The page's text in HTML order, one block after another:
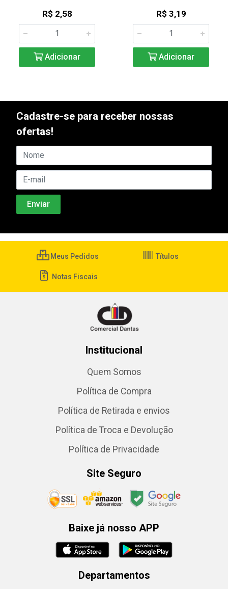
R$ 2,58
Adicionar
R$ 3,19
Adicionar
Cadastre-se para receber nossas
ofertas!
Meus Pedidos Títulos
Notas Fiscais
Institucional
Quem Somos
Política de Compra
Política de Retirada e envios
Política de Troca e Devolução
Política de Privacidade
Site Seguro
Baixe já nosso APP
Departamentos